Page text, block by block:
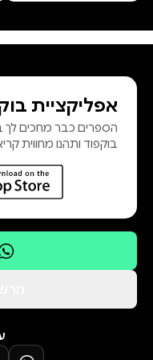
עותקים.
ארקנסו.
אפליקציית
הספרים כבר מחכים לך
בוקפוד ותהנו מחווית